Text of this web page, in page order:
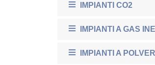
IMPIANTI CO2
IMPIANTI A GAS
IMPIANTI A